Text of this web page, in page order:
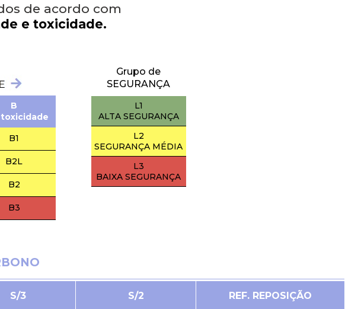
de acordo com
e toxicidade.
B
B1
B2L
B2
B3
Grupo de
SEGURANÇA
L1
ALTA SEGURANÇA
L2
SEGURANÇA MÉDIA
L3
BAIXA SEGURANÇA
S/3 S/2 REF. REPOSIÇÃO